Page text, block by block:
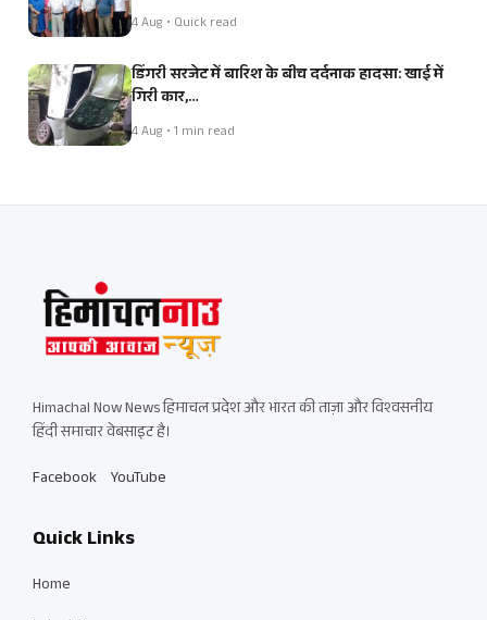
4 Aug • Quick read
डिंगरी सरजेट में बारिश के बीच दर्दनाक हादसा: खाई में
गिरी कार,…
4 Aug • 1 min read
Himachal Now News हिमाचल प्रदेश और भारत की ताज़ा और विश्वसनीय
हिंदी समाचार वेबसाइट है।
Facebook YouTube
Quick Links
Home